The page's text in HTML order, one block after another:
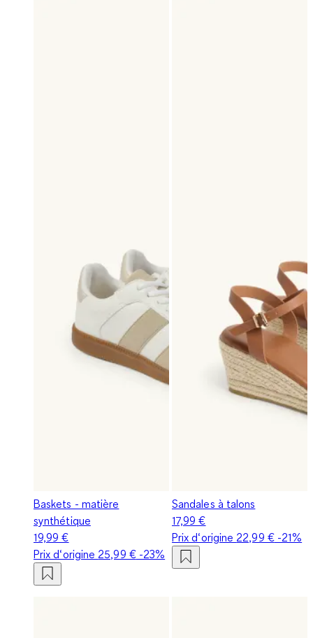
Baskets - matière
synthétique
19,99 €
Prix d‘origine 25,99 €-23%
Sandales à talons
17,99 €
Prix d‘origine 22,99 €-21%